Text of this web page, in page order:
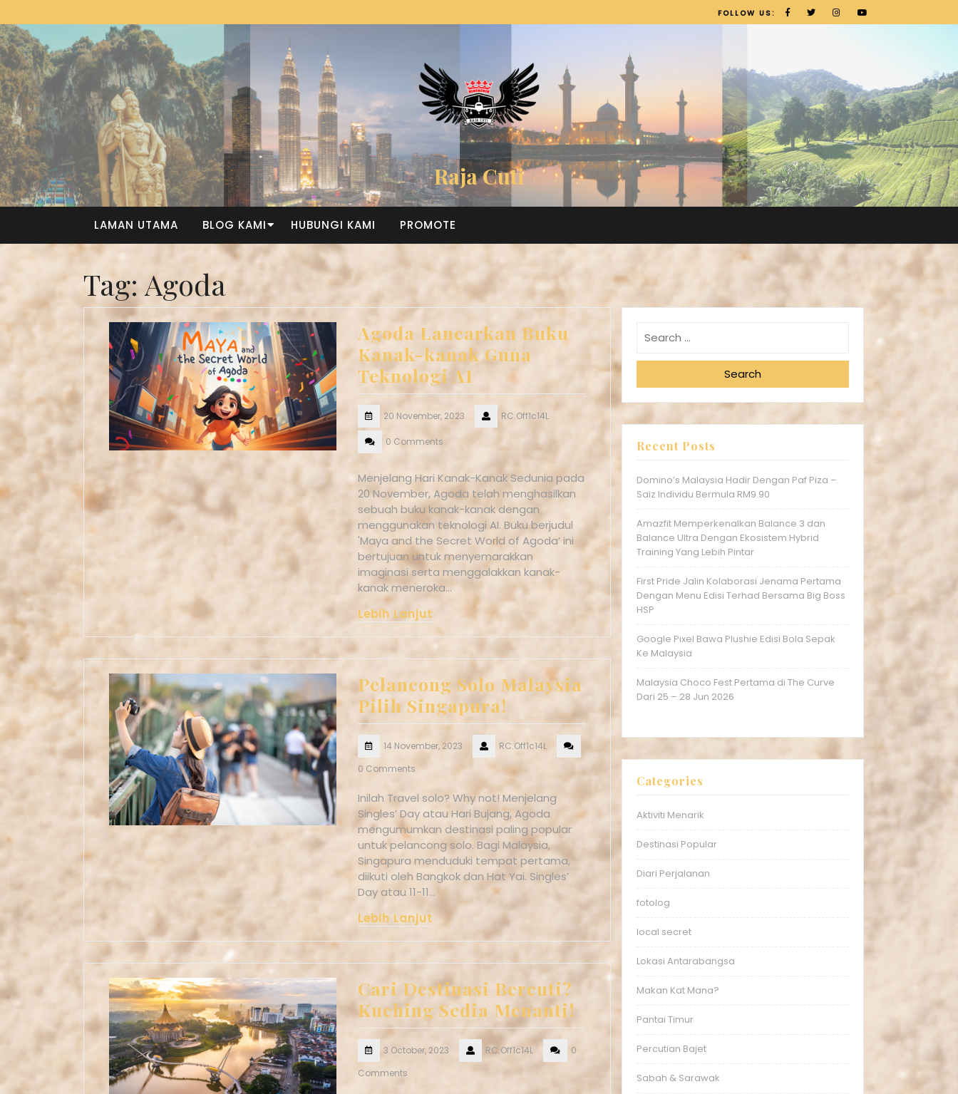
FOLLOW US:
Raja Cuti
LAMAN UTAMA BLOG KAMI HUBUNGI KAMI PROMOTE
Tag:Agoda
Agoda Lancarkan Buku
Kanak-kanak Guna
Teknologi AI
20 November, 2023 RC.Off1c14L
0 Comments
Menjelang Hari Kanak-Kanak Sedunia pada
20 November, Agoda telah menghasilkan
sebuah buku kanak-kanak dengan
menggunakan teknologi AI. Buku berjudul
'Maya and the Secret World of Agoda’ ini
bertujuan untuk menyemarakkan
imaginasi serta menggalakkan kanak-
kanak meneroka…
Lebih Lanjut
Pelancong Solo Malaysia
Pilih Singapura!
14 November, 2023
RC.Off1c14L
0 Comments
Inilah Travel solo? Why not! Menjelang
Singles’ Day atau Hari Bujang, Agoda
mengumumkan destinasi paling popular
untuk pelancong solo. Bagi Malaysia,
Singapura menduduki tempat pertama,
diikuti oleh Bangkok dan Hat Yai. Singles’
Day atau 11-11…
Lebih Lanjut
Cari Destinasi Bercuti?
Kuching Sedia Menanti!
3 October, 2023 RC.Off1c14L
0
Comments
Search
Recent Posts
Domino’s Malaysia Hadir Dengan Paf Piza –
Saiz Individu Bermula RM9.90
Amazfit Memperkenalkan Balance 3 dan
Balance Ultra Dengan Ekosistem Hybrid
Training Yang Lebih Pintar
First Pride Jalin Kolaborasi Jenama Pertama
Dengan Menu Edisi Terhad Bersama Big Boss
HSP
Google Pixel Bawa Plushie Edisi Bola Sepak
Ke Malaysia
Malaysia Choco Fest Pertama di The Curve
Dari 25 – 28 Jun 2026
Categories
Aktiviti Menarik
Destinasi Popular
Diari Perjalanan
fotolog
local secret
Lokasi Antarabangsa
Makan Kat Mana?
Pantai Timur
Percutian Bajet
Sabah & Sarawak